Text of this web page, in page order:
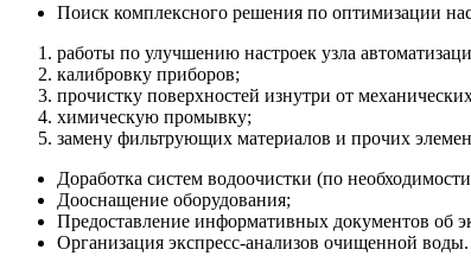
Поиск комплексного решения по оптимизации
работы по улучшению настроек узла
калибровку приборов;
прочистку поверхностей изнутри от
химическую промывку;
замену фильтрующих материалов и прочих
Доработка систем водоочистки (по
Дооснащение оборудования;
Предоставление информативных документов об
Организация экспресс-анализов очищенной воды.